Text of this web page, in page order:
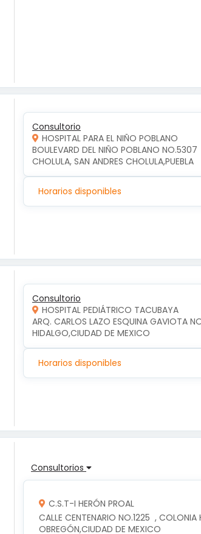
Consultorio
HOSPITAL PARA EL NIÑO POBLANO
BOULEVARD DEL NIÑO POBLANO
CHOLULA, SAN ANDRES CHOLULA,PUEBLA
Horarios disponibles
Consultorio
HOSPITAL PEDIÁTRICO TACUBAYA
ARQ. CARLOS LAZO ESQUINA GAVIOTA
HIDALGO,CIUDAD DE MEXICO
Horarios disponibles
Consultorios
C.S.T-I HERÓN PROAL
CALLE CENTENARIO NO.1225  ,
OBREGÓN,CIUDAD DE MEXICO